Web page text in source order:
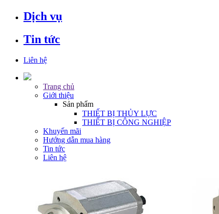
Dịch vụ
Tin tức
Liên hệ
Trang chủ
Giới thiệu
Sản phẩm
THIẾT BỊ THỦY LỰC
THIẾT BỊ CÔNG NGHIỆP
Khuyến mãi
Hướng dẫn mua hàng
Tin tức
Liên hệ